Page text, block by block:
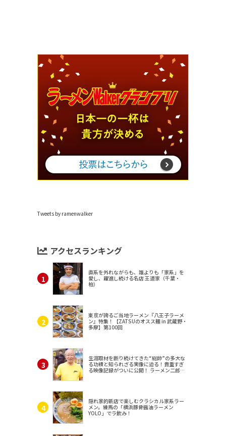
Tweets by ramenwalker
アクセスランキング
直系を外れながらも、誰よりも「家系」を
愛し、躍進し続ける名店 王道家（千葉・
柏）
東京が誇るご当地ラーメン『八王子ラーメ
ン』特集！【ZATSUのオスス麺 in 武蔵野・
多摩】第100回
生涯取材を断り続けてきた“総帥”の多大な
る功績と知られざる実像に迫る！貴重すぎ
る映像記録がついに公開！ ラーメン二郎
隠れ家的新店で楽しむクラシカル家系ラー
メン。練馬の「横浜豚骨醤油ラーメン
YOLO」でラ飲み！